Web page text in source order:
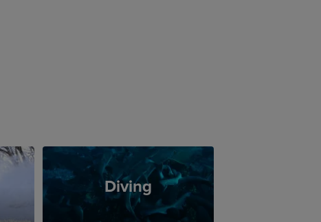
Diving